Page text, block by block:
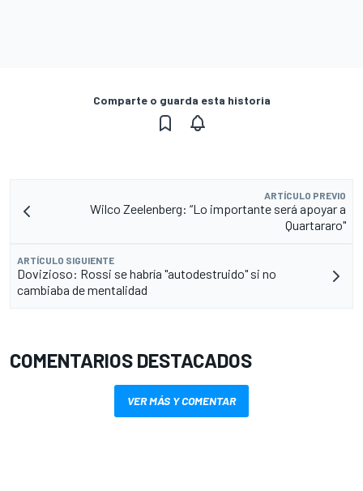
Comparte o guarda esta historia
ARTÍCULO PREVIO
Wilco Zeelenberg: “Lo importante será apoyar a
Quartararo"
ARTÍCULO SIGUIENTE
Dovizioso: Rossi se habría "autodestruido" si no
cambiaba de mentalidad
COMENTARIOS DESTACADOS
VER MÁS Y COMENTAR